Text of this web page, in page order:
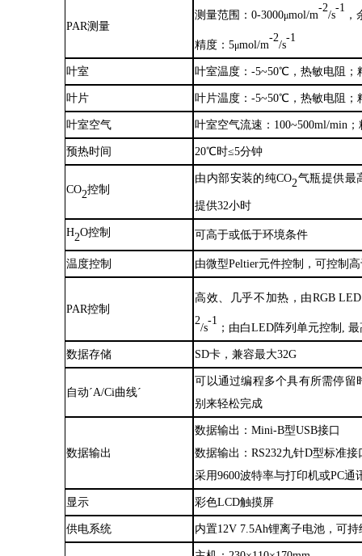
PAR测量
测量范围：0-3000μmol/m
-2
/s
-1
精度：5μmol/m
-2
/s
-1
叶室 叶室温度：-5~50℃ ，热敏电阻 ；
叶片 叶片温度：-5~50℃ ，热敏电阻 ；
叶室空气 叶室空气流速： 100~500ml/min
预热时间 20℃时≤5分钟
CO2控制
由内部安装的纯CO2气瓶提供最
提供32小时
H2O控制 可高于或低于环境条件
温度控制 由微型Peltier元件控制，可控制
PAR控制
高效、几乎不加热，由RGB
2
/s
-1
；由白LED阵列单元控制, 最
数据存储 SD卡，兼容最大32G
自动´A/Ci曲线´
可以通过编程多个具有所需停留
别来轻松完成
数据输出
数据输出：Mini-B型USB接口
数据输出 ：RS232九针D型标准接
采用9600波特率与打印机或PC通
显示 彩色LCD触摸屏
供电系统 内置12V 7.5Ah锂离子电池，可